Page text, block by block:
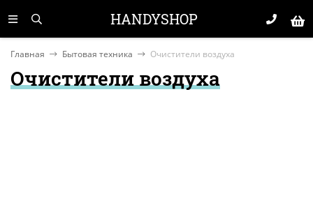
HANDYSHOP
Главная Бытовая техника Очистители воздуха
Очистители воздуха